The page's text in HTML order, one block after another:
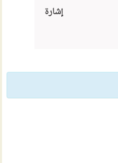
إشارة